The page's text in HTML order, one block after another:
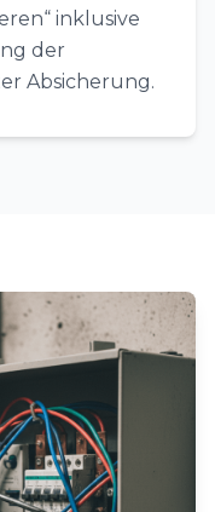
inklusive
der
Absicherung.